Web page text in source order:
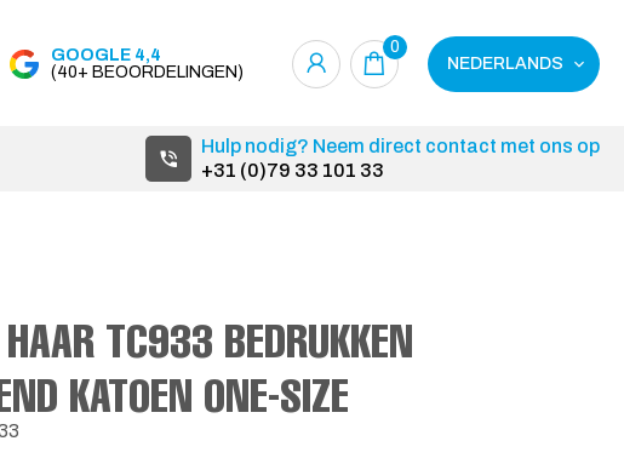
GOOGLE 4,4
(40+ BEOORDELINGEN)
0
NEDERLANDS
Hulp nodig? Neem direct contact met ons op
+31 (0)79 33 101 33
TC933 BEDRUKKEN
KATOEN ONE-SIZE